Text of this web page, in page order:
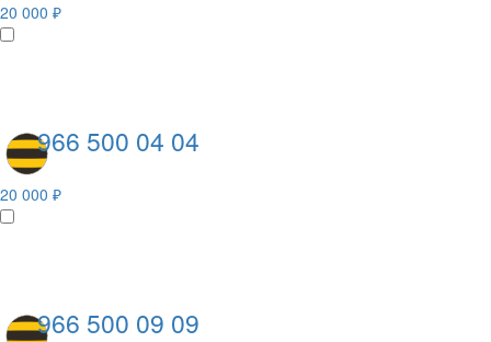
20 000 ₽
966 500 04 04
20 000 ₽
966 500 09 09